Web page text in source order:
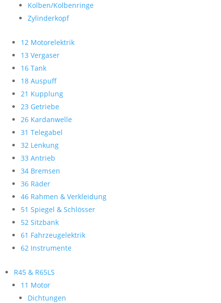
Kolben/Kolbenringe
Zylinderkopf
12 Motorelektrik
13 Vergaser
16 Tank
18 Auspuff
21 Kupplung
23 Getriebe
26 Kardanwelle
31 Telegabel
32 Lenkung
33 Antrieb
34 Bremsen
36 Räder
46 Rahmen & Verkleidung
51 Spiegel & Schlösser
52 Sitzbank
61 Fahrzeugelektrik
62 Instrumente
R45 & R65LS
11 Motor
Dichtungen